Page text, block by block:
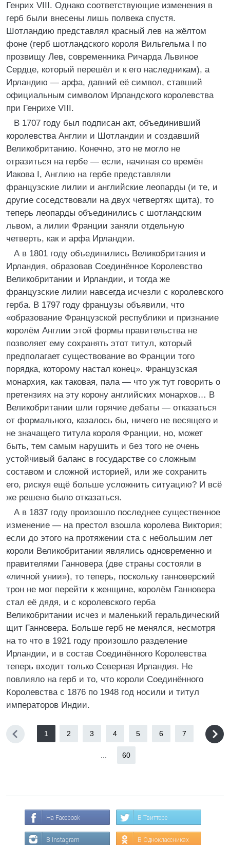
Генрих VIII. Однако соответствующие изменения в
герб были внесены лишь полвека спустя.
Шотландию представлял красный лев на жёлтом
фоне (герб шотландского короля Вильгельма I по
прозвищу Лев, современника Ричарда Львиное
Сердце, который перешёл и к его наследникам), а
Ирландию — арфа, давний её символ, ставший
официальным символом Ирландского королевства
при Генрихе VIII.
В 1707 году был подписан акт, объединивший
королевства Англии и Шотландии и создавший
Великобританию. Конечно, это не могло не
отразиться на гербе — если, начиная со времён
Иакова I, Англию на гербе представляли
французские лилии и английские леопарды (и те, и
другие соседствовали на двух четвертях щита), то
теперь леопарды объединились с шотландским
львом, а лилии Франции заняли отдельную
четверть, как и арфа Ирландии.
А в 1801 году объединились Великобритания и
Ирландия, образовав Соединённое Королевство
Великобритании и Ирландии, и тогда же
французские лилии навсегда исчезли с королевского
герба. В 1797 году французы объявили, что
«образование Французской республики и признание
королём Англии этой формы правительства не
позволяет ему сохранять этот титул, который
предполагает существование во Франции того
порядка, которому настал конец». Французская
монархия, как таковая, пала — что уж тут говорить о
претензиях на эту корону английских монархов… В
Великобритании шли горячие дебаты — отказаться
от формального, казалось бы, ничего не весящего и
не значащего титула короля Франции, но, может
быть, тем самым нарушить и без того не очень
устойчивый баланс в государстве со сложным
составом и сложной историей, или же сохранить
его, рискуя ещё больше усложнить ситуацию? И всё
же решено было отказаться.
А в 1837 году произошло последнее существенное
изменение — на престол взошла королева Виктория;
если до этого на протяжении ста с небольшим лет
короли Великобритании являлись одновременно и
правителями Ганновера (две страны состояли в
«личной унии»), то теперь, поскольку ганноверский
трон не мог перейти к женщине, королём Ганновера
стал её дядя, и с королевского герба
Великобритании исчез и маленький геральдический
щит Ганновера. Больше герб не менялся, несмотря
на то что в 1921 году произошло разделение
Ирландии, и в состав Соединённого Королевства
теперь входит только Северная Ирландия. Не
повлияло на герб и то, что короли Соединённого
Королевства с 1876 по 1948 год носили и титул
императоров Индии.
1 2 3 4 5 6 7
60
На Facebook В Твиттере
В Instagram В Одноклассниках